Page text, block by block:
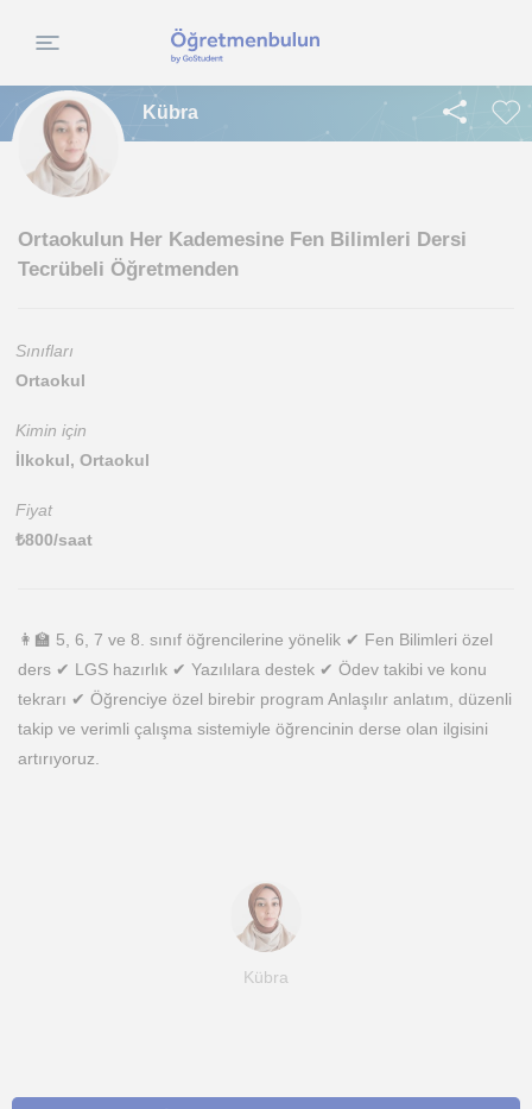
Kübra
Ortaokulun Her Kademesine Fen Bilimleri Dersi
Tecrübeli Öğretmenden
Sınıfları
Ortaokul
Kimin için
İlkokul, Ortaokul
Fiyat
₺800/saat
👩‍🏫 5, 6, 7 ve 8. sınıf öğrencilerine yönelik ✔ Fen Bilimleri özel
ders ✔ LGS hazırlık ✔ Yazılılara destek ✔ Ödev takibi ve konu
tekrarı ✔ Öğrenciye özel birebir program Anlaşılır anlatım, düzenli
takip ve verimli çalışma sistemiyle öğrencinin derse olan ilgisini
artırıyoruz.
Kübra